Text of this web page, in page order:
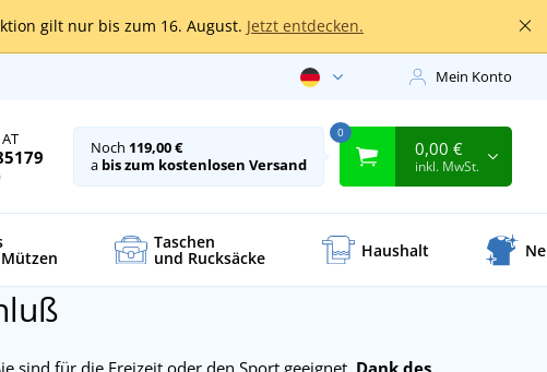
gilt nur bis zum 16. August. Jetzt entdecken.
Mein Konto
Noch 119,00 €
a bis zum kostenlosen Versand
0
0,00 €
inkl. MwSt.
Taschen
und Rucksäcke Haushalt